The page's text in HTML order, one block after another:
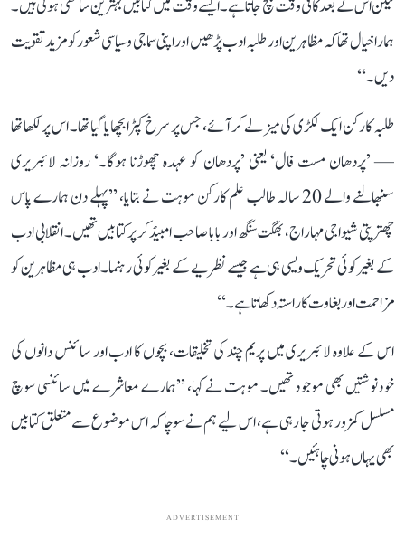
لیکن اس کے بعد کافی وقت بچ جاتا ہے۔ ایسے وقت میں کتابیں بہترین ساتھی ہوتی ہیں۔
ہمارا خیال تھا کہ مظاہرین اور طلبہ ادب پڑھیں اور اپنی سماجی و سیاسی شعور کو مزید تقویت
دیں۔‘‘
طلبہ کارکن ایک لکڑی کی میز لے کر آئے، جس پر سرخ کپڑا بچھایا گیا تھا۔ اس پر لکھا تھا
— ’پردھان مست فال‘ یعنی ’پردھان کو عہدہ چھوڑنا ہوگا۔‘ روزانہ لائبریری
سنبھالنے والے 20 سالہ طالب علم کارکن موہت نے بتایا، ’’پہلے دن ہمارے پاس
چھترپتی شیواجی مہاراج، بھگت سنگھ اور بابا صاحب امبیڈکر پر کتابیں تھیں۔ انقلابی ادب
کے بغیر کوئی تحریک ویسی ہی ہے جیسے نظریے کے بغیر کوئی رہنما۔ ادب ہی مظاہرین کو
مزاحمت اور بغاوت کا راستہ دکھاتا ہے۔‘‘
اس کے علاوہ لائبریری میں پریم چند کی تخلیقات، بچوں کا ادب اور سائنس دانوں کی
خودنوشتیں بھی موجود تھیں۔ موہت نے کہا، ’’ہمارے معاشرے میں سائنسی سوچ
مسلسل کمزور ہوتی جا رہی ہے، اس لیے ہم نے سوچا کہ اس موضوع سے متعلق کتابیں
بھی یہاں ہونی چاہئیں۔‘‘
ADVERTISEMENT